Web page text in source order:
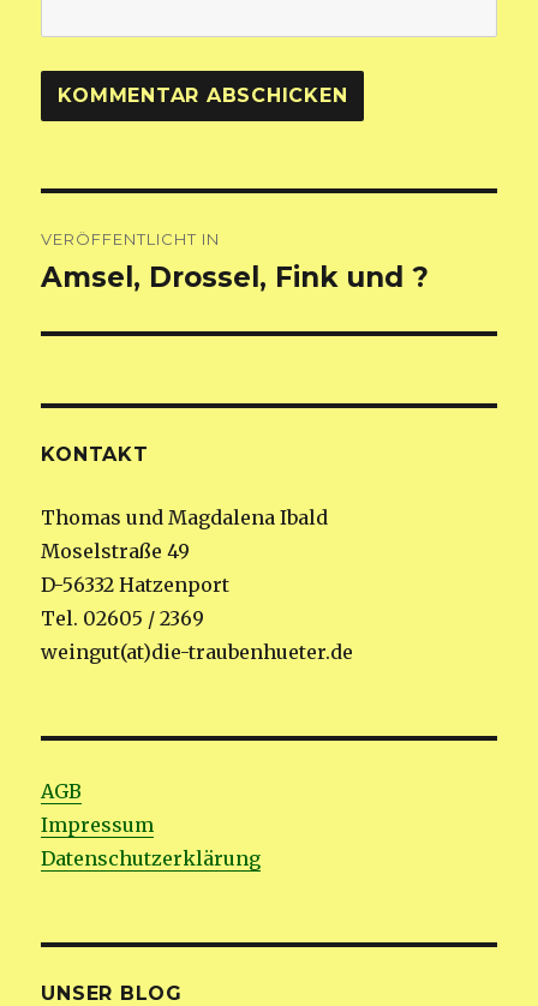
VERÖFFENTLICHT IN
Amsel, Drossel, Fink und ?
KONTAKT
Thomas und Magdalena Ibald
Moselstraße 49
D-56332 Hatzenport
Tel. 02605 / 2369
weingut(at)die-traubenhueter.de
AGB
Impressum
Datenschutzerklärung
UNSER BLOG